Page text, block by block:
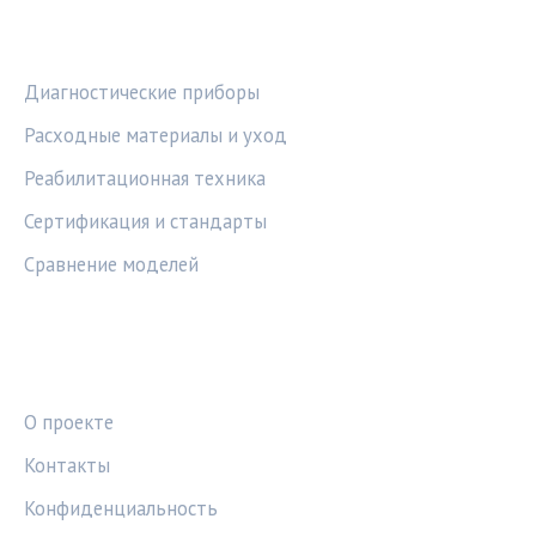
Диагностические приборы
Расходные материалы и уход
Реабилитационная техника
Сертификация и стандарты
Сравнение моделей
О проекте
Контакты
Конфиденциальность